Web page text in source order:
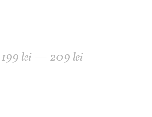
199 lei — 209 lei